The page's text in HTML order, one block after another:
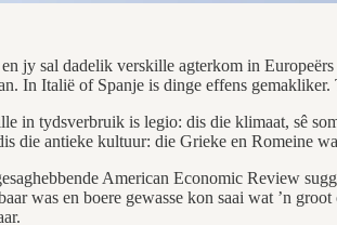
jy sal dadelik verskille agterkom in
In Italië of Spanje is dinge effens
in tydsverbruik is legio: dis die klimaat, sê
die antieke kultuur: die Grieke en Romeine
American Economic Review
was en boere gewasse kon saai wat ’n